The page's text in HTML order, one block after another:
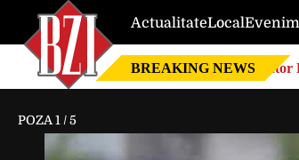
ActualitateLocal
BREAKING NEWS
POZA 1 /5